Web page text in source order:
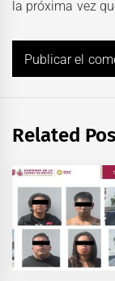
la próxima vez
Related